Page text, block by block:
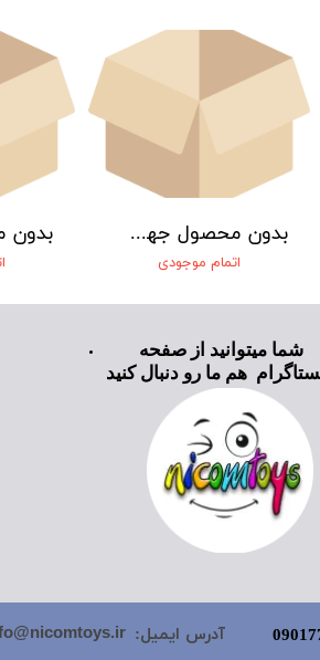
بدون محصول جهت نمایش
اتمام موجودی
شما میتوانید از صفحه
هم ما رو دنبال کنید
آدرس ایمیل: